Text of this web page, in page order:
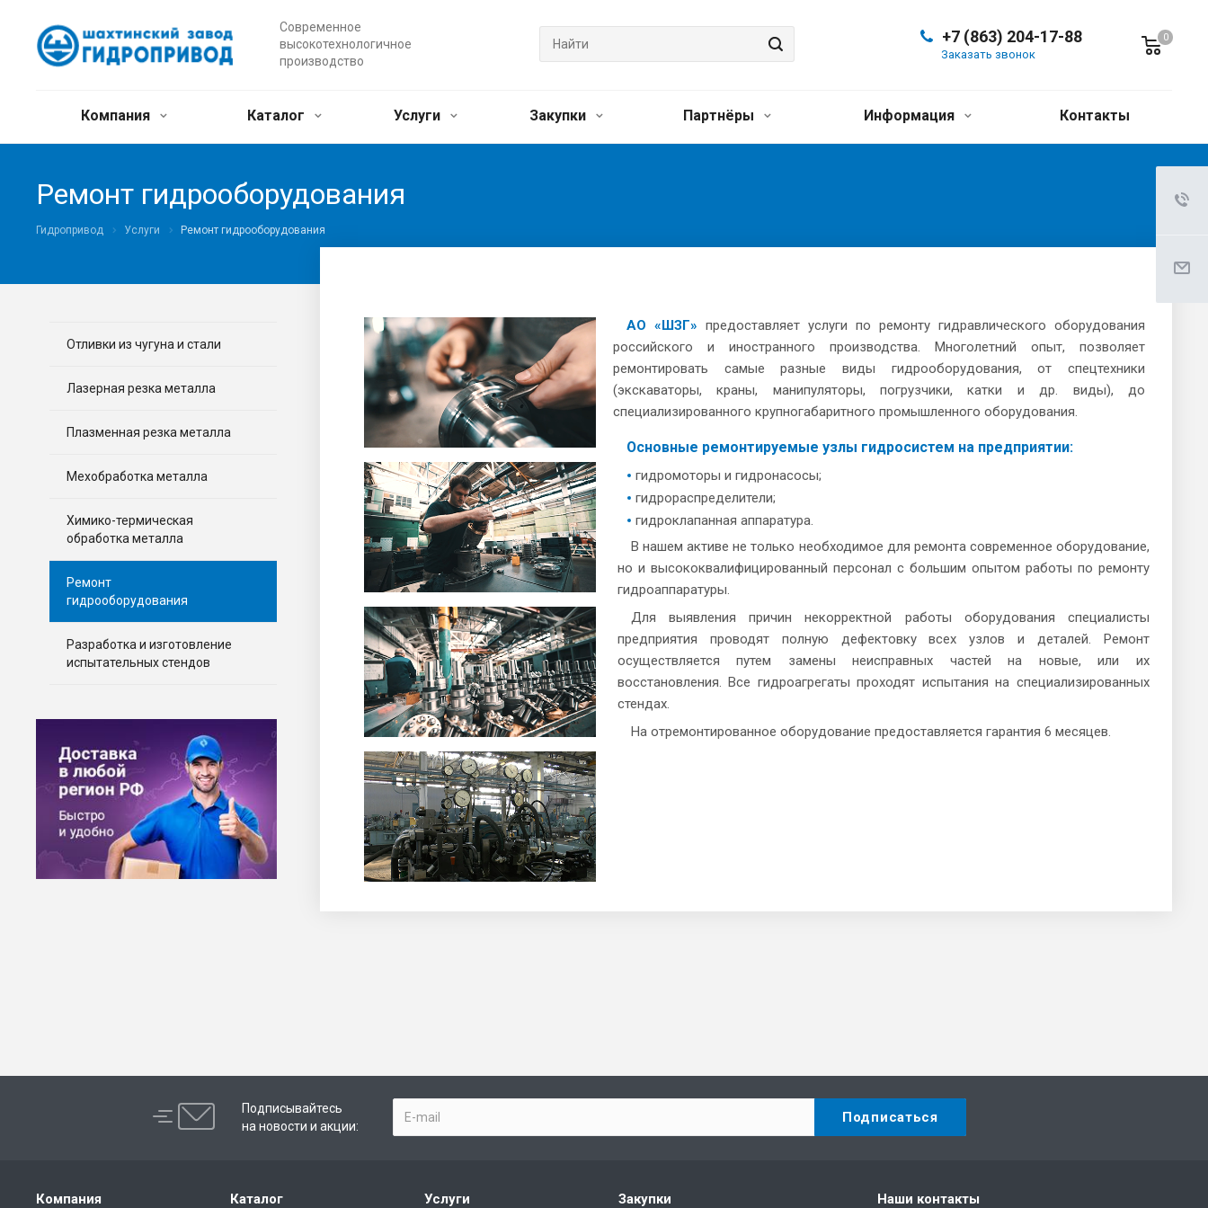
Современное
высокотехнологичное
производство
0
+7 (863) 204-17-88
Заказать звонок
Компания Каталог Услуги Закупки Партнёры Информация Контакты
Ремонт гидрооборудования
Гидропривод Услуги Ремонт гидрооборудования
АО «ШЗГ» предоставляет услуги по ремонту гидравлического оборудования
российского и иностранного производства. Многолетний опыт, позволяет
ремонтировать самые разные виды гидрооборудования, от спецтехники
(экскаваторы, краны, манипуляторы, погрузчики, катки и др. виды), до
специализированного крупногабаритного промышленного оборудования.
Основные ремонтируемые узлы гидросистем на предприятии:
гидромоторы и гидронасосы;
гидрораспределители;
гидроклапанная аппаратура.
В нашем активе не только необходимое для ремонта современное оборудование,
но и высококвалифицированный персонал с большим опытом работы по ремонту
гидроаппаратуры.
Для выявления причин некорректной работы оборудования специалисты
предприятия проводят полную дефектовку всех узлов и деталей. Ремонт
осуществляется путем замены неисправных частей на новые, или их
восстановления. Все гидроагрегаты проходят испытания на специализированных
стендах.
На отремонтированное оборудование предоставляется гарантия 6 месяцев.
Отливки из чугуна и стали
Лазерная резка металла
Плазменная резка металла
Мехобработка металла
Химико-термическая
обработка металла
Ремонт
гидрооборудования
Разработка и изготовление
испытательных стендов
Подписывайтесь
на новости и акции:
Компания Каталог Услуги Закупки Наши контакты